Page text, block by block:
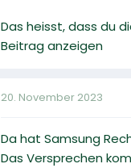
Das heisst, dass du
Beitrag anzeigen
20. November 2023
Da hat Samsung
Das Versprechen